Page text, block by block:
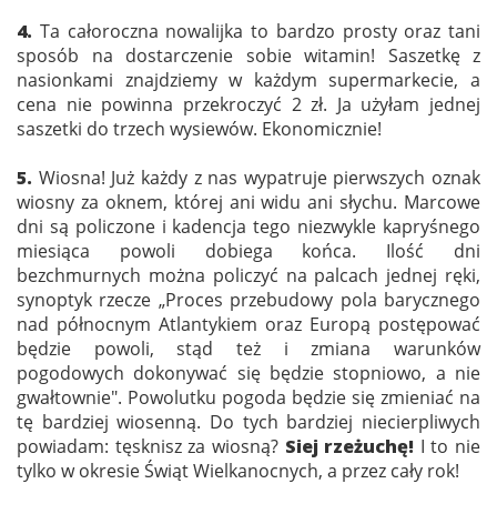
4. Ta całoroczna nowalijka to bardzo prosty oraz tani
sposób na dostarczenie sobie witamin! Saszetkę z
nasionkami znajdziemy w każdym supermarkecie, a
cena nie powinna przekroczyć 2 zł. Ja użyłam jednej
saszetki do trzech wysiewów. Ekonomicznie!
5. Wiosna! Już każdy z nas wypatruje pierwszych oznak
wiosny za oknem, której ani widu ani słychu. Marcowe
dni są policzone i kadencja tego niezwykle kapryśnego
miesiąca powoli dobiega końca. Ilość dni
bezchmurnych można policzyć na palcach jednej ręki,
synoptyk rzecze „Proces przebudowy pola barycznego
nad północnym Atlantykiem oraz Europą postępować
będzie powoli, stąd też i zmiana warunków
pogodowych dokonywać się będzie stopniowo, a nie
gwałtownie". Powolutku pogoda będzie się zmieniać na
tę bardziej wiosenną. Do tych bardziej niecierpliwych
powiadam: tęsknisz za wiosną? Siej rzeżuchę! I to nie
tylko w okresie Świąt Wielkanocnych, a przez cały rok!